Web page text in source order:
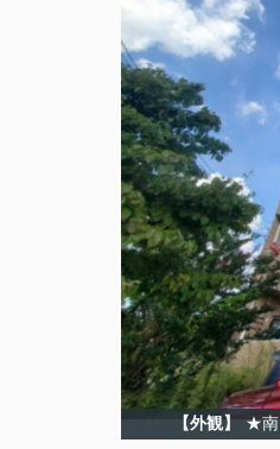
【外観】 ★南